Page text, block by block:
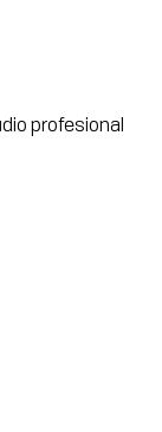
profesional